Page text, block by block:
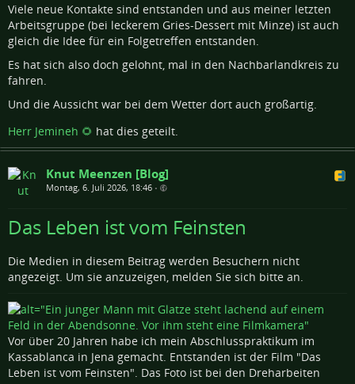
Viele neue Kontakte sind entstanden und aus meiner letzten
Arbeitsgruppe (bei leckerem Gries-Dessert mit Minze) ist auch
gleich die Idee für ein Folgetreffen entstanden.
Es hat sich also doch gelohnt, mal in den Nachbarlandkreis zu
fahren.
Und die Aussicht war bei dem Wetter dort auch großartig.
Herr Jemineh 🌻 hat dies geteilt.
Knut Meenzen [Blog]
Montag, 6. Juli 2026, 18:46 •
Das Leben ist vom Feinsten
Die Medien in diesem Beitrag werden Besuchern nicht
angezeigt. Um sie anzuzeigen, melden Sie sich bitte an.
Vor über 20 Jahren habe ich mein Abschlusspraktikum im
Kassablanca in Jena gemacht. Entstanden ist der Film "Das
Leben ist vom Feinsten". Das Foto ist bei den Dreharbeiten